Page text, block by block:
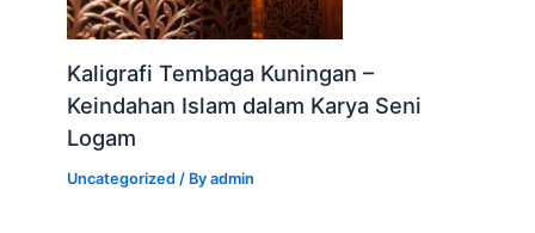
Kaligrafi Tembaga Kuningan –
Keindahan Islam dalam Karya Seni
Logam
Uncategorized / Byadmin